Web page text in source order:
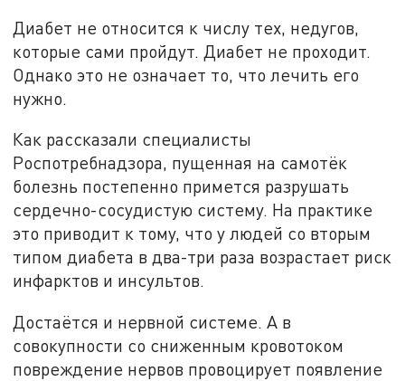
Диабет не относится к числу тех, недугов,
которые сами пройдут. Диабет не проходит.
Однако это не означает то, что лечить его
нужно.
Как рассказали специалисты
Роспотребнадзора, пущенная на самотёк
болезнь постепенно примется разрушать
сердечно-сосудистую систему. На практике
это приводит к тому, что у людей со вторым
типом диабета в два-три раза возрастает риск
инфарктов и инсультов.
Достаётся и нервной системе. А в
совокупности со сниженным кровотоком
повреждение нервов провоцирует появление